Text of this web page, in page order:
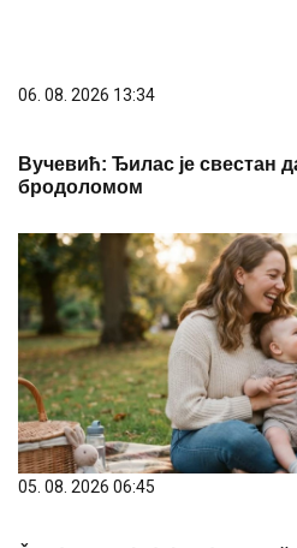
05. 08. 2026 06:45
Šta dete nasleđuje od oca, a
treba da znate o genetici